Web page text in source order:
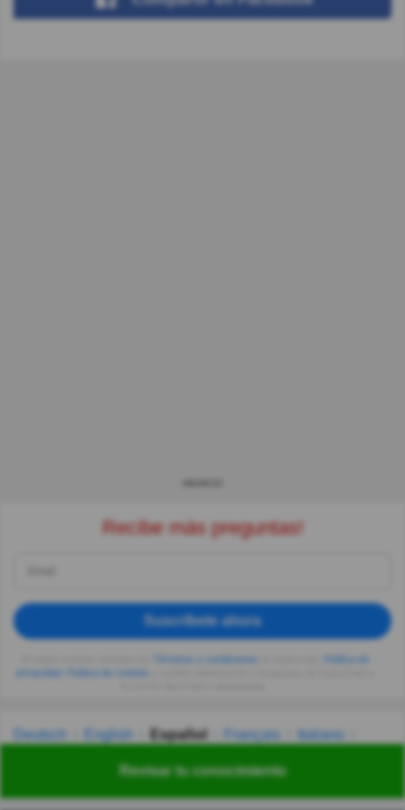
Revisar tu conocimiento
Recibe más preguntas!
Suscríbete ahora
Deutsch English Español Français
Italiano
Українська हिन्दी 한국어 汉语